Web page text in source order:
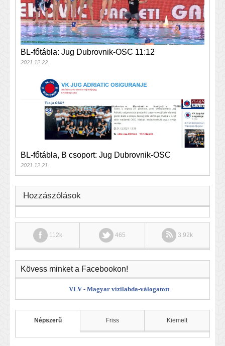
BL-főtábla: Jug Dubrovnik-OSC 11:12
2021.12.22.
BL-főtábla, B csoport: Jug Dubrovnik-OSC
2021.12.21.
Hozzászólások
112k 465 3.92k
Kövess minket a Facebookon!
VLV - Magyar vízilabda-válogatott
Népszerű Friss Kiemelt